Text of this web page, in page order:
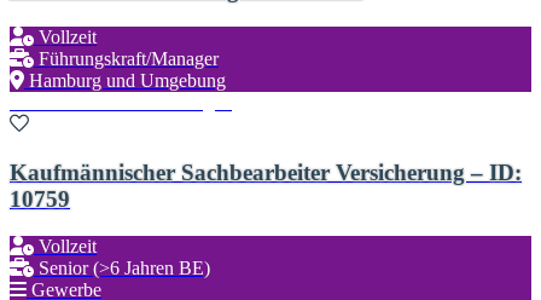
Vollzeit
Führungskraft/Manager
Hamburg und Umgebung
Kaufmännischer Sachbearbeiter Versicherung – ID:
10759
Vollzeit
Senior (>6 Jahren BE)
Gewerbe